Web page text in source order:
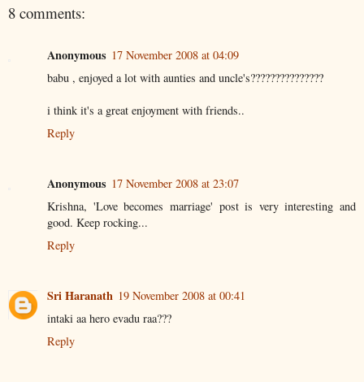
8 comments:
Anonymous 17 November 2008 at 04:09
babu , enjoyed a lot with aunties and uncle's???????????????
i think it's a great enjoyment with friends..
Reply
Anonymous 17 November 2008 at 23:07
Krishna, 'Love becomes marriage' post is very interesting and
good. Keep rocking...
Reply
Sri Haranath 19 November 2008 at 00:41
intaki aa hero evadu raa???
Reply